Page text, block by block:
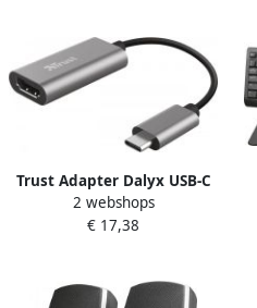
Trust Adapter Dalyx USB-C
naar HDMI
2 webshops
€ 17,38